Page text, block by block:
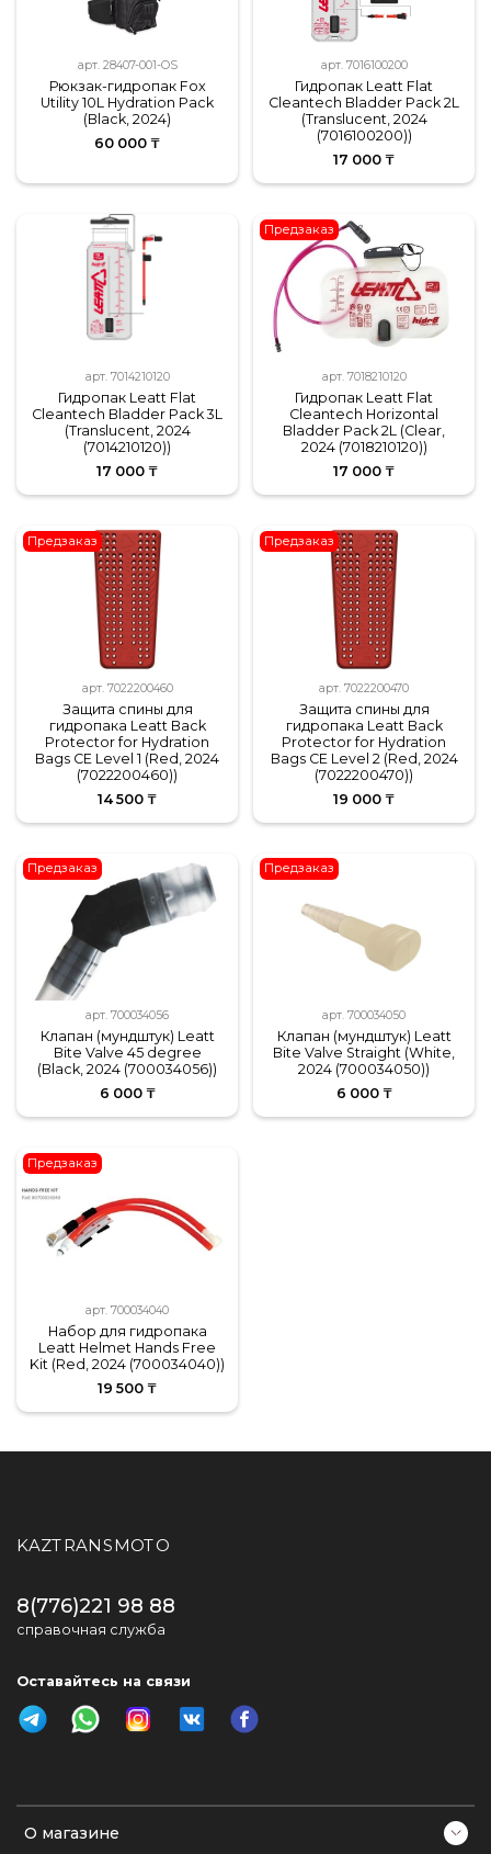
арт. 28407-001-OS
Рюкзак-гидропак Fox
Utility 10L Hydration Pack
(Black, 2024)
60 000 ₸
арт. 7016100200
Гидропак Leatt Flat
Cleantech Bladder Pack 2L
(Translucent, 2024
(7016100200))
17 000 ₸
арт. 7014210120
Гидропак Leatt Flat
Cleantech Bladder Pack 3L
(Translucent, 2024
(7014210120))
17 000 ₸
Предзаказ
арт. 7018210120
Гидропак Leatt Flat
Cleantech Horizontal
Bladder Pack 2L (Clear,
2024 (7018210120))
17 000 ₸
Предзаказ
арт. 7022200460
Защита спины для
гидропака Leatt Back
Protector for Hydration
Bags CE Level 1 (Red, 2024
(7022200460))
14 500 ₸
Предзаказ
арт. 7022200470
Защита спины для
гидропака Leatt Back
Protector for Hydration
Bags CE Level 2 (Red, 2024
(7022200470))
19 000 ₸
Предзаказ
арт. 700034056
Клапан (мундштук) Leatt
Bite Valve 45 degree
(Black, 2024 (700034056))
6 000 ₸
Предзаказ
арт. 700034050
Клапан (мундштук) Leatt
Bite Valve Straight (White,
2024 (700034050))
6 000 ₸
Предзаказ
арт. 700034040
Набор для гидропака
Leatt Helmet Hands Free
Kit (Red, 2024 (700034040))
19 500 ₸
О магазине
KAZTRANSMOTO
8(776)221 98 88
справочная служба
Оставайтесь на связи